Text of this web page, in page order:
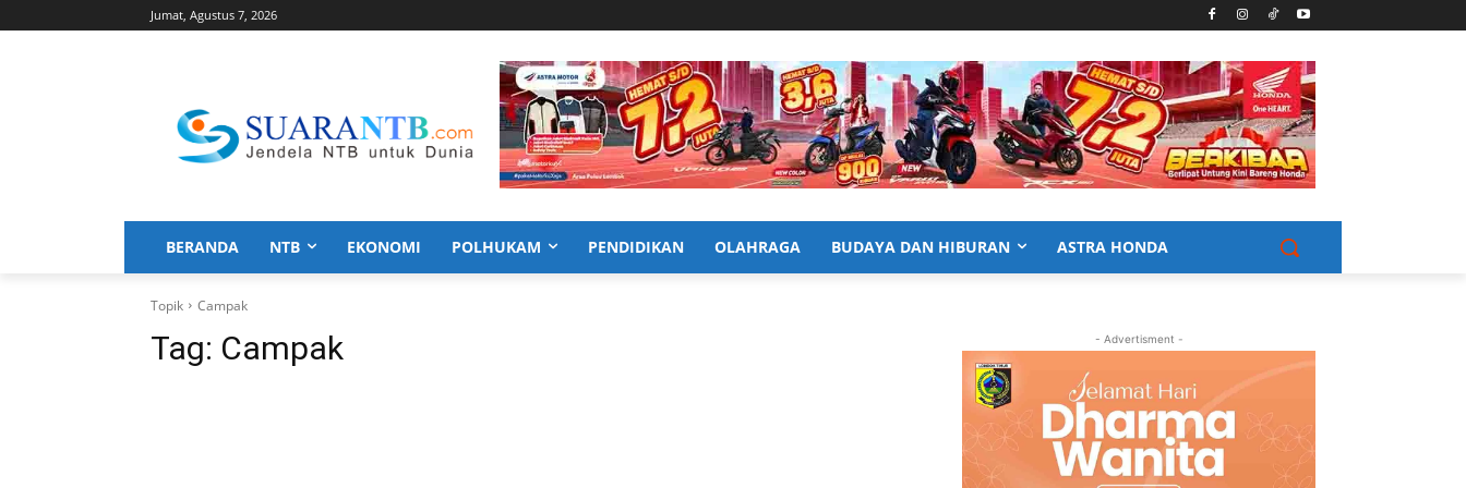
Jumat, Agustus 7, 2026
BERANDA NTB EKONOMI POLHUKAM PENDIDIKAN OLAHRAGA BUDAYA DAN HIBURAN ASTRA HONDA
Topik Campak
Tag: Campak - Advertisment -